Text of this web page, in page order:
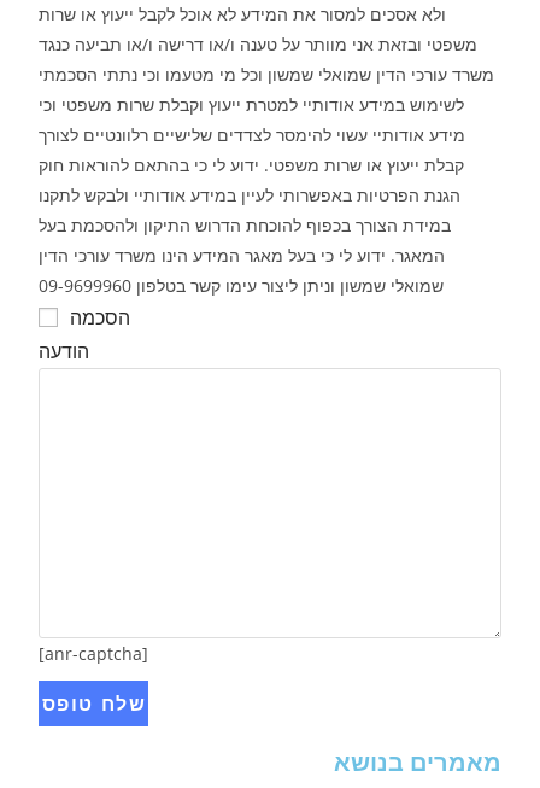
ולא אסכים למסור את המידע לא אוכל לקבל ייעוץ או שרות
משפטי ובזאת אני מוותר על טענה ו/או דרישה ו/או תביעה כנגד
משרד עורכי הדין שמואלי שמשון וכל מי מטעמו וכי נתתי הסכמתי
לשימוש במידע אודותיי למטרת ייעוץ וקבלת שרות משפטי וכי
מידע אודותיי עשוי להימסר לצדדים שלישיים רלוונטיים לצורך
קבלת ייעוץ או שרות משפטי. ידוע לי כי בהתאם להוראות חוק
הגנת הפרטיות באפשרותי לעיין במידע אודותיי ולבקש לתקנו
במידת הצורך בכפוף להוכחת הדרוש התיקון ולהסכמת בעל
המאגר. ידוע לי כי בעל מאגר המידע הינו משרד עורכי הדין
שמואלי שמשון וניתן ליצור עימו קשר בטלפון 09-9699960
הסכמה
הודעה
[anr-captcha]
מאמרים בנושא